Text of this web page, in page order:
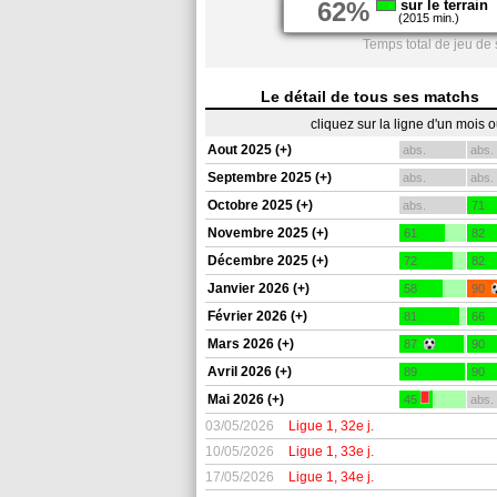
62% sur le terrain
(2015 min.)
Temps total de jeu de
Le détail de tous ses matchs
cliquez sur la ligne d'un mois
Aout 2025 (+)
abs. abs.
Septembre 2025 (+) abs. abs.
Octobre 2025 (+) abs. 71
Novembre 2025 (+) 61 82
Décembre 2025 (+) 72 82
Janvier 2026 (+) 58 90
Février 2026 (+) 81 66
Mars 2026 (+) 87 90
Avril 2026 (+) 89 90
Mai 2026 (+) 45 abs.
03/05/2026 Ligue 1, 32e j.
10/05/2026
Ligue 1, 33e j.
17/05/2026
Ligue 1, 34e j.